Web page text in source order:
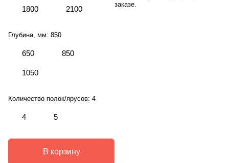
1800 2100
Глубина, мм: 850
650 850
1050
Количество полок/ярусов: 4
4 5
В корзину
заказе.